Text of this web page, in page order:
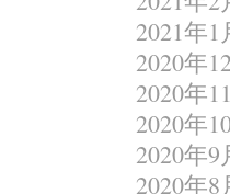
2021年1
2020年
2020年
2020年
2020年9
2020年8